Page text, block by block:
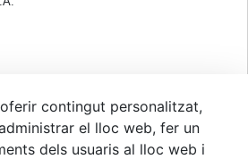
contingut personalitzat,
el lloc web, fer un
dels usuaris al lloc web i